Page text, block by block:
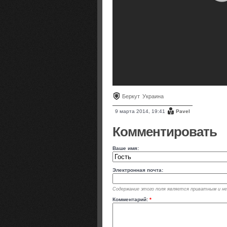
Беркут Украина
9 марта 2014, 19:41 Pavel
Комментировать
Ваше имя:
Электронная почта:
Содержание этого поля является приватным и не
Комментарий: *